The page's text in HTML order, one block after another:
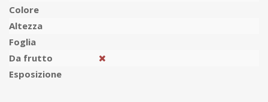
Colore
Altezza
Foglia
Da frutto
Esposizione